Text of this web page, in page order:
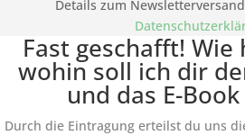
Details zum
Fast geschafft!
wohin soll ich dir
und das E-
Durch die Eintragung erteilst du uns